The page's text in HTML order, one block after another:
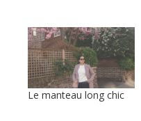
Le manteau long chic